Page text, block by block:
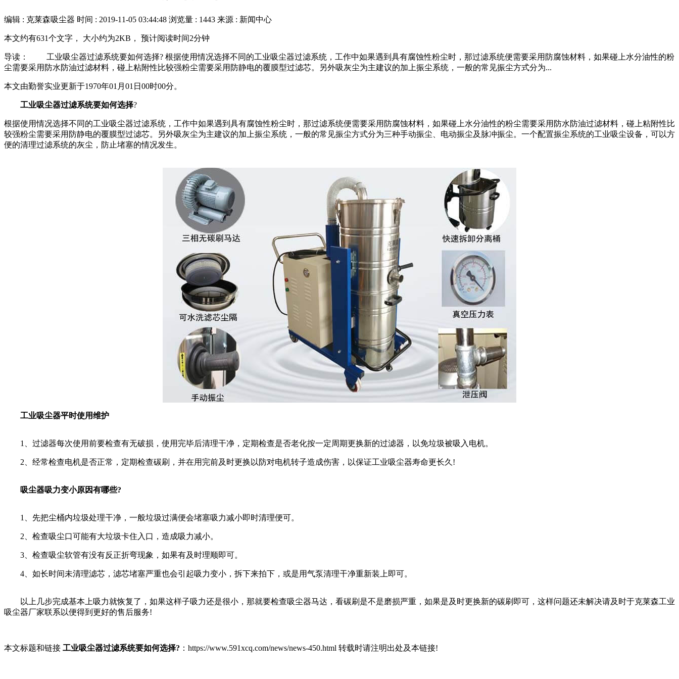
编辑 : 克莱森吸尘器 时间 : 2019-11-05 03:44:48 浏览量 : 1443 来源 : 新闻中心
本文约有631个文字， 大小约为2KB， 预计阅读时间2分钟
导读： 工业吸尘器过滤系统要如何选择? 根据使用情况选择不同的工业吸尘器过滤系统，工作中如果遇到具有腐蚀性粉尘时，那过滤系统便需要采用防腐蚀材料，如果碰上水分油性的粉
尘需要采用防水防油过滤材料，碰上粘附性比较强粉尘需要采用防静电的覆膜型过滤芯。另外吸灰尘为主建议的加上振尘系统，一般的常见振尘方式分为...
本文由勤誉实业更新于1970年01月01日00时00分。
工业吸尘器过滤系统要如何选择?
根据使用情况选择不同的工业吸尘器过滤系统，工作中如果遇到具有腐蚀性粉尘时，那过滤系统便需要采用防腐蚀材料，如果碰上水分油性的粉尘需要采用防水防油过滤材料，碰上粘附性比
较强粉尘需要采用防静电的覆膜型过滤芯。另外吸灰尘为主建议的加上振尘系统，一般的常见振尘方式分为三种手动振尘、电动振尘及脉冲振尘。一个配置振尘系统的工业吸尘设备，可以方
便的清理过滤系统的灰尘，防止堵塞的情况发生。
工业吸尘器平时使用维护
1、过滤器每次使用前要检查有无破损，使用完毕后清理干净，定期检查是否老化按一定周期更换新的过滤器，以免垃圾被吸入电机。
2、经常检查电机是否正常，定期检查碳刷，并在用完前及时更换以防对电机转子造成伤害，以保证工业吸尘器寿命更长久!
吸尘器吸力变小原因有哪些?
1、先把尘桶内垃圾处理干净，一般垃圾过满便会堵塞吸力减小即时清理便可。
2、检查吸尘口可能有大垃圾卡住入口，造成吸力减小。
3、检查吸尘软管有没有反正折弯现象，如果有及时理顺即可。
4、如长时间未清理滤芯，滤芯堵塞严重也会引起吸力变小，拆下来拍下，或是用气泵清理干净重新装上即可。
以上几步完成基本上吸力就恢复了，如果这样子吸力还是很小，那就要检查吸尘器马达，看碳刷是不是磨损严重，如果是及时更换新的碳刷即可，这样问题还未解决请及时于克莱森工业
吸尘器厂家联系以便得到更好的售后服务!
本文标题和链接 工业吸尘器过滤系统要如何选择? ：https://www.591xcq.com/news/news-450.html 转载时请注明出处及本链接!